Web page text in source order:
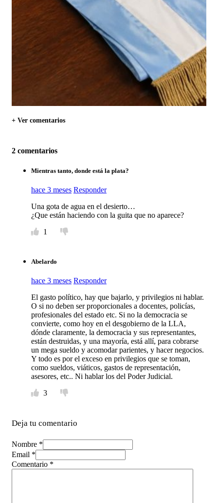
+ Ver comentarios
2 comentarios
Mientras tanto, donde está la plata?
hace 3 meses Responder
Una gota de agua en el desierto…
¿Que están haciendo con la guita que no aparece?
1
Abelardo
hace 3 meses Responder
El gasto político, hay que bajarlo, y privilegios ni hablar.
O si no deben ser proporcionales a docentes, policías,
profesionales del estado etc. Si no la democracia se
convierte, como hoy en el desgobierno de la LLA,
dónde claramente, la democracia y sus representantes,
están destruidas, y una mayoría, está allí, para cobrarse
un mega sueldo y acomodar parientes, y hacer negocios.
Y todo es por el exceso en privilegios que se toman,
como sueldos, viáticos, gastos de representación,
asesores, etc.. Ni hablar los del Poder Judicial.
3
Deja tu comentario
Nombre *
Email *
Comentario *